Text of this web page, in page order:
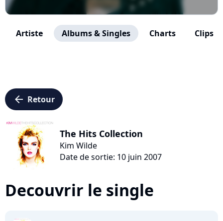
Artiste Albums & Singles Charts Clips
arrow_left Retour
The Hits Collection
Kim Wilde
Date de sortie: 10 juin 2007
Decouvrir le single